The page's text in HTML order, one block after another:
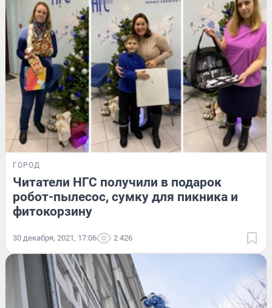
ГОРОД
Читатели НГС получили в подарок
робот-пылесос, сумку для пикника и
фитокорзину
30 декабря, 2021, 17:06 2 426